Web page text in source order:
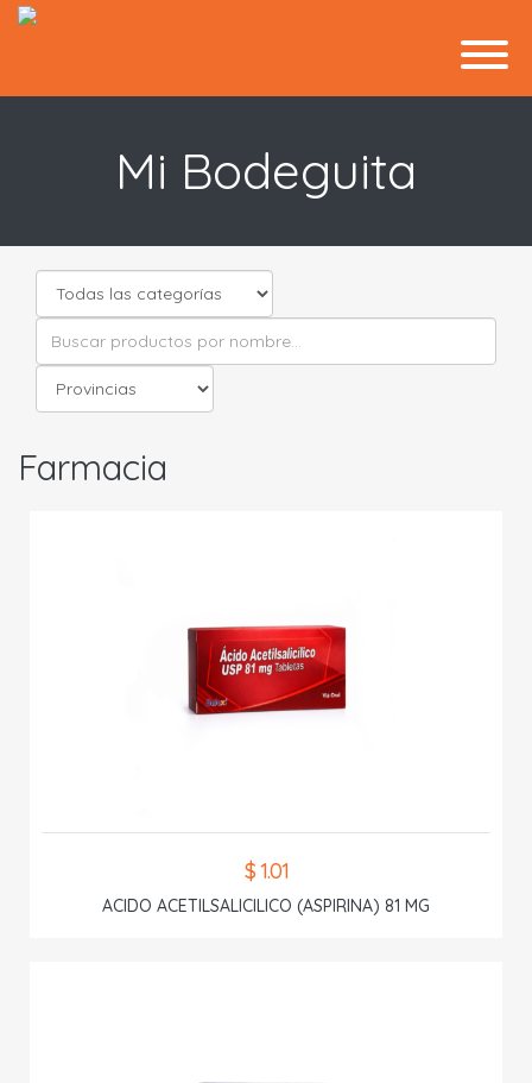
Mi Bodeguita
Farmacia
$ 1.01
ACIDO ACETILSALICILICO (ASPIRINA) 81 MG